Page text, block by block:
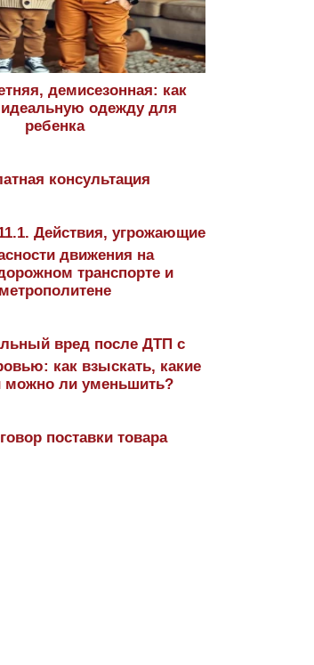
демисезонная: как
одежду для
ребенка
консультация
Действия, угрожающие
движения на
транспорте и
метрополитене
вред после ДТП с
как взыскать, какие
ли уменьшить?
поставки товара